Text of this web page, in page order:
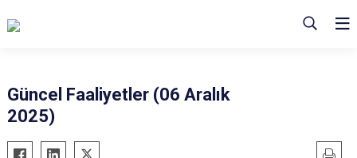
Güncel Faaliyetler (06 Aralık
2025)